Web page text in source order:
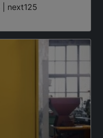
| next125